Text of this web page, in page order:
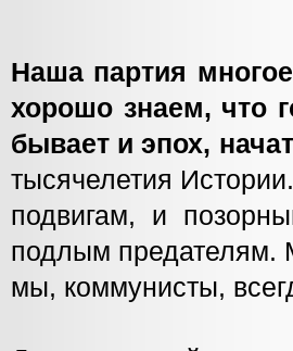
Наша партия
хорошо знаем, что
бывает и эпох,
тысячелетия
подвигам, и
подлым предателям.
мы, коммунисты,